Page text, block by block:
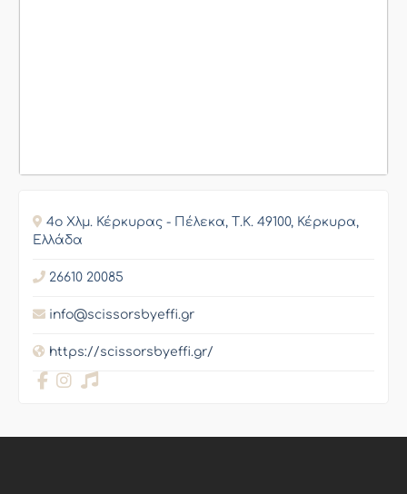
4o Χλμ. Κέρκυρας - Πέλεκα, Τ.Κ. 49100, Κέρκυρα,
Ελλάδα
26610 20085
info@scissorsbyeffi.gr
https://scissorsbyeffi.gr/